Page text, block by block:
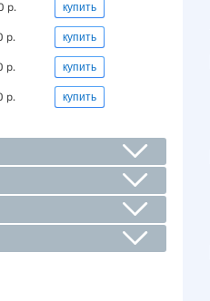
р. купить
р. купить
р. купить
р. купить